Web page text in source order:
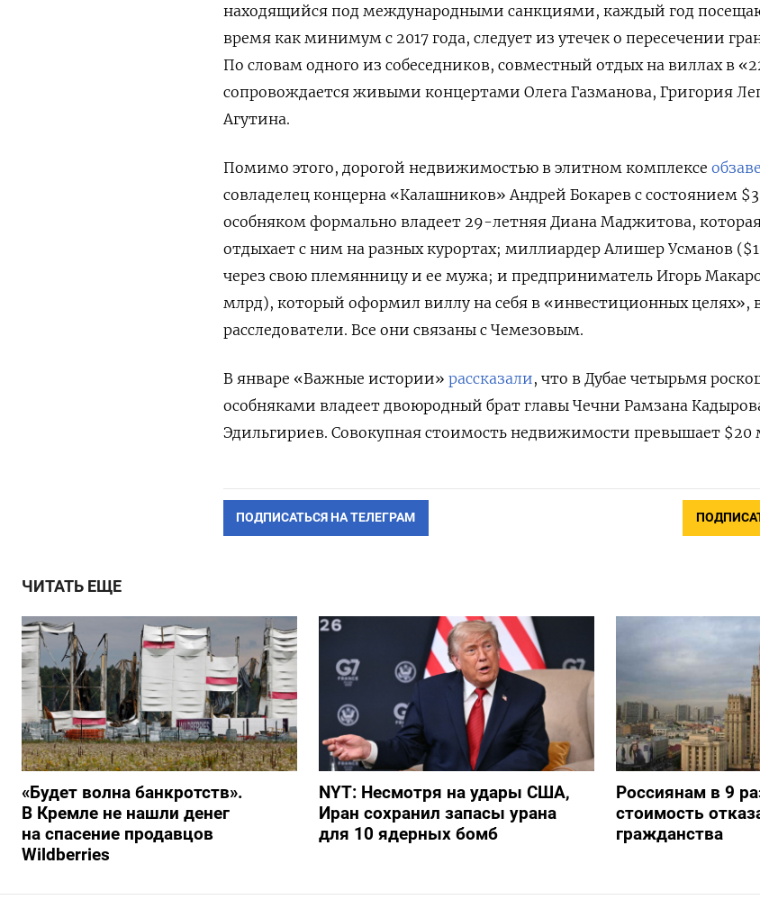
находящийся под международными санкциями, каждый год
время как минимум с 2017 года, следует из утечек о пересечении
По словам одного из собеседников, совместный отдых на виллах в
сопровождается живыми концертами Олега Газманова, Григория
Агутина.
Помимо этого, дорогой недвижимостью в элитном комплексе
совладелец концерна «Калашников» Андрей Бокарев с состоянием
особняком формально владеет 29-летняя Диана Маджитова,
отдыхает с ним на разных курортах; миллиардер Алишер Усманов
через свою племянницу и ее мужа; и предприниматель Игорь
млрд), который оформил виллу на себя в «инвестиционных целях»,
расследователи. Все они связаны с Чемезовым.
В январе «Важные истории» рассказали, что в Дубае четырьмя
особняками владеет двоюродный брат главы Чечни Рамзана
Эдильгириев. Совокупная стоимость недвижимости превышает $20
ПОДПИСАТЬСЯ НА ТЕЛЕГРАМ
ЧИТАТЬ ЕЩЕ
«Будет волна банкротств».
В Кремле не нашли денег
на спасение продавцов
Wildberries
NYT: Несмотря на удары США,
Иран сохранил запасы урана
для 10 ядерных бомб
Россиянам в 9
стоимость
гражданства